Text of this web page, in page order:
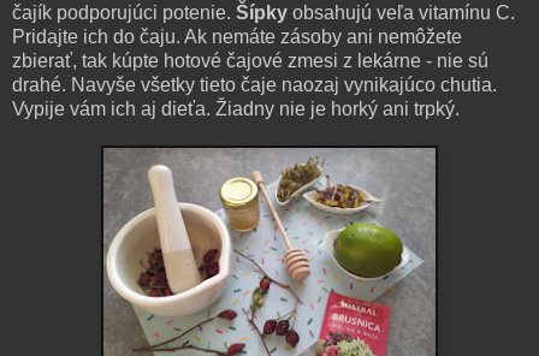
čajík podporujúci potenie. Šípky obsahujú veľa vitamínu C.
Pridajte ich do čaju. Ak nemáte zásoby ani nemôžete
zbierať, tak kúpte hotové čajové zmesi z lekárne - nie sú
drahé. Navyše všetky tieto čaje naozaj vynikajúco chutia.
Vypije vám ich aj dieťa. Žiadny nie je horký ani trpký.